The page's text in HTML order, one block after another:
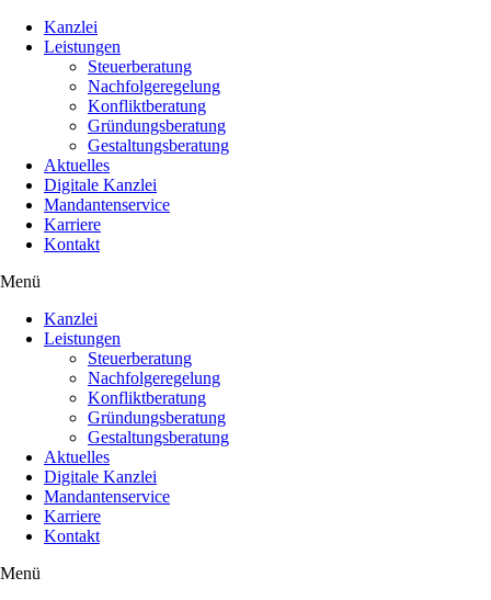
Kanzlei
Leistungen
Steuerberatung
Nachfolgeregelung
Konfliktberatung
Gründungsberatung
Gestaltungsberatung
Aktuelles
Digitale Kanzlei
Mandantenservice
Karriere
Kontakt
Menü
Kanzlei
Leistungen
Steuerberatung
Nachfolgeregelung
Konfliktberatung
Gründungsberatung
Gestaltungsberatung
Aktuelles
Digitale Kanzlei
Mandantenservice
Karriere
Kontakt
Menü